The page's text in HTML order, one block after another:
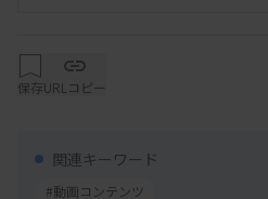
保存URLコピー
関連キーワード
#動画コンテンツ